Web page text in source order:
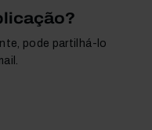
pode partilhá-lo